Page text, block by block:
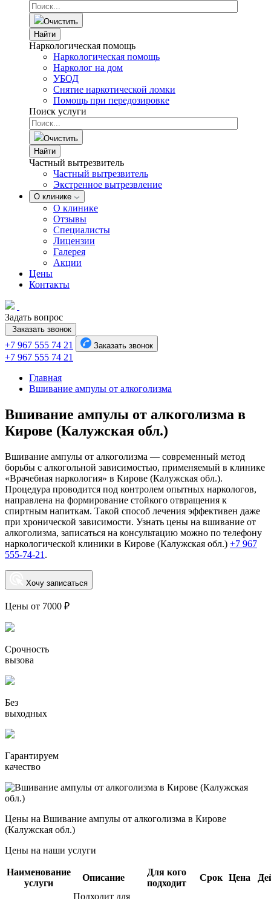
Очистить
Найти
Наркологическая помощь
Наркологическая помощь
Нарколог на дом
УБОД
Снятие наркотической ломки
Помощь при передозировке
Поиск услуги
Очистить
Найти
Частный вытрезвитель
Частный вытрезвитель
Экстренное вытрезвление
О клинике
О клинике
Отзывы
Специалисты
Лицензии
Галерея
Акции
Цены
Контакты
Задать вопрос
Заказать звонок
+7 967 555 74 21 Заказать звонок
+7 967 555 74 21
Главная
Вшивание ампулы от алкоголизма
Вшивание ампулы от алкоголизма в
Кирове (Калужская обл.)
Вшивание ампулы от алкоголизма — современный метод
борьбы с алкогольной зависимостью, применяемый в клинике
«Врачебная наркология» в Кирове (Калужская обл.).
Процедура проводится под контролем опытных наркологов,
направлена на формирование стойкого отвращения к
спиртным напиткам. Такой способ лечения эффективен даже
при хронической зависимости. Узнать цены на вшивание от
алкоголизма, записаться на консультацию можно по телефону
наркологической клиники в Кирове (Калужская обл.) +7 967
555-74-21 .
Хочу записаться
Цены от 7000 ₽
Срочность
вызова
Без
выходных
Гарантируем
качество
Цены на Вшивание ампулы от алкоголизма в Кирове
(Калужская обл.)
Цены на наши услуги
Наименование
услуги
Описание
Для кого
подходит
Срок Цена
Подходит для